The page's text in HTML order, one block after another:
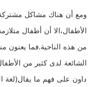
ومع أن هناك مشاكل
الأطفال،الا أن أطفال
من هذه الناحية.فما يعنون
الشائعة لدى كثير من
داون على فهم ما يقال(لغة